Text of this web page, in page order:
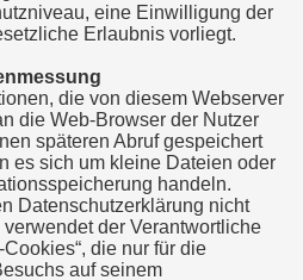
eine Einwilligung der
Erlaubnis vorliegt.
die von diesem Webserver
die Web-Browser der Nutzer
späteren Abruf gespeichert
es sich um kleine Dateien oder
handeln.
Datenschutzerklärung nicht
der Verantwortliche
die nur für die
auf seinem